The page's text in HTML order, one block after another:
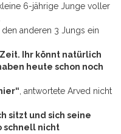
6-jährige Junge voller
anderen 3 Jungs ein
Ihr könnt natürlich
heute schon noch
, antwortete Arved nicht
sitzt und sich seine
schnell nicht